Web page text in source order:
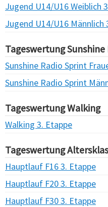
Jugend U14/U16 Weiblich
Jugend U14/U16 Männlich
Tageswertung
Sunshine Radio Sprint
Sunshine Radio Sprint
Tageswertung Walking
Walking 3. Etappe
Tageswertung
Hauptlauf F16 3. Etappe
Hauptlauf F20 3. Etappe
Hauptlauf F30 3. Etappe